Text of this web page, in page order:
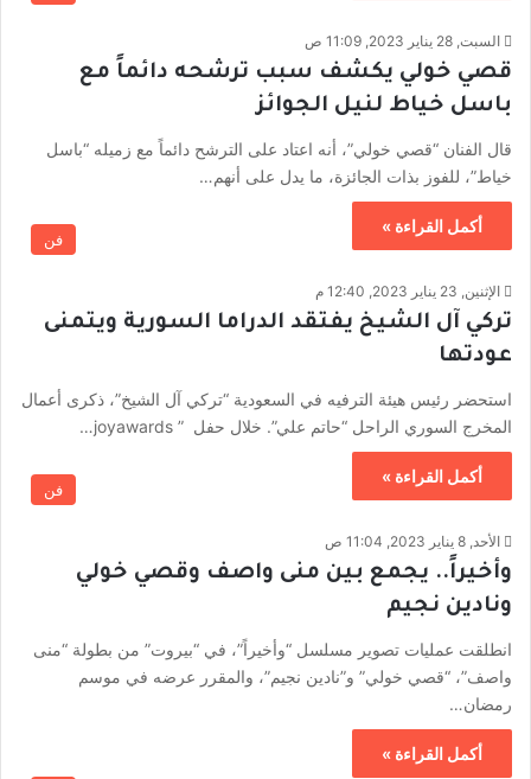
السبت, 28 يناير 2023, 11:09 ص
قصي خولي يكشف سبب ترشحه دائماً مع
باسل خياط لنيل الجوائز
قال الفنان “قصي خولي”، أنه اعتاد على الترشح دائماً مع زميله “باسل
خياط”، للفوز بذات الجائزة، ما يدل على أنهم…
أكمل القراءة »
فن
الإثنين, 23 يناير 2023, 12:40 م
تركي آل الشيخ يفتقد الدراما السورية ويتمنى
عودتها
استحضر رئيس هيئة الترفيه في السعودية “تركي آل الشيخ”، ذكرى أعمال
المخرج السوري الراحل “حاتم علي”. خلال حفل ” joyawards…
أكمل القراءة »
فن
الأحد, 8 يناير 2023, 11:04 ص
وأخيراً.. يجمع بين منى واصف وقصي خولي
ونادين نجيم
انطلقت عمليات تصوير مسلسل “وأخيراً”، في “بيروت” من بطولة “منى
واصف”، “قصي خولي” و”نادين نجيم”، والمقرر عرضه في موسم
رمضان…
أكمل القراءة »